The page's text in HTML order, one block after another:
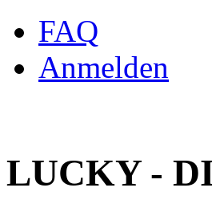
FAQ
Anmelden
LUCKY -